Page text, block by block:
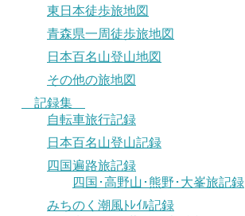
東日本徒歩旅地図
青森県一周徒歩旅地図
日本百名山登山地図
その他の旅地図
記録集
自転車旅行記録
日本百名山登山記録
四国遍路旅記録
四国･高野山･熊野･大峯旅記録
みちのく潮風ﾄﾚｲﾙ記録